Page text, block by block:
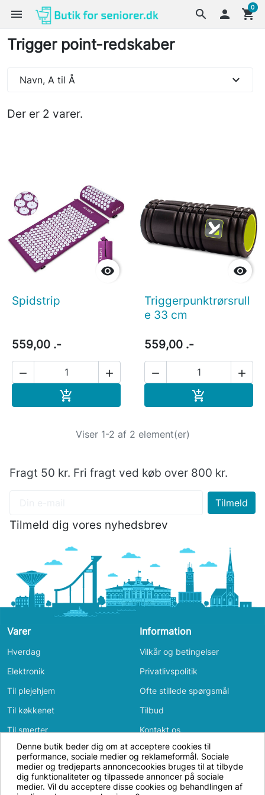
search
menu  shopping_cart
0
Trigger point-redskaber
Der er 2 varer.
Navn, A til Å expand_more

Spidstrip
559,00 .-
 


Triggerpunktrørsrull
e 33 cm
559,00 .-
 

Viser 1-2 af 2 element(er)
Fragt 50 kr. Fri fragt ved køb over 800 kr.
Tilmeld dig vores nyhedsbrev
Varer
Hverdag
Elektronik
Til plejehjem
Til køkkenet
Til smerter
Til badeværelset
Bevægelse
Til soveværelset
Information
Vilkår og betingelser
Privatlivspolitik
Ofte stillede spørgsmål
Tilbud
Kontakt os
Log ind
Vi bruger cookies og annonceidentifikatorer
for at få hjemmesiden til at fungere, til
analyse samt til personligt tilpasset og ikke-
Denne butik beder dig om at acceptere cookies til
performance, sociale medier og reklameformål. Sociale
medier og tredjeparts annoncecookies bruges til at tilbyde
dig funktionaliteter og tilpassede annoncer på sociale
medier. Vil du acceptere disse cookies og behandlingen af